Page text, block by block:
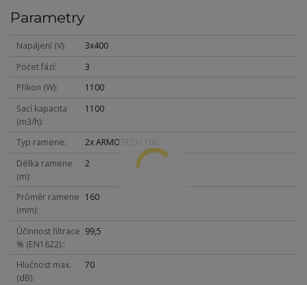
Parametry
Napájení (V)
3x400
Počet fází
3
Příkon (W)
1100
Sací kapacita
(m3/h)
1100
Typ ramene
2x ARMOTECH 160
Délka ramene
(m)
2
Průměr ramene
(mm)
160
Účinnost filtrace
% (EN1822):
99,5
Hlučnost max.
(dB)
70